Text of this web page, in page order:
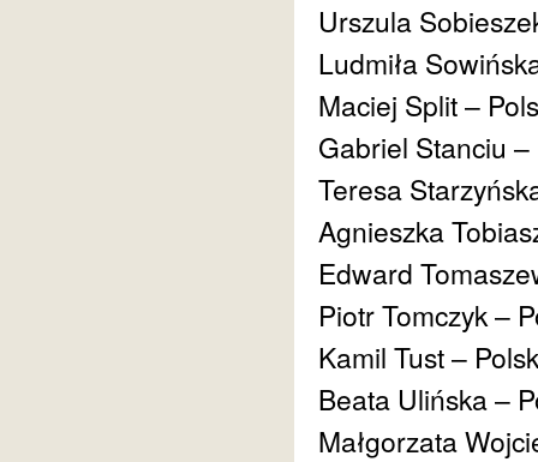
Urszula
Ludmiła
Maciej Split –
Gabriel Stanciu
Teresa
Agnieszka
Edward
Piotr Tomczyk –
Kamil Tust –
Beata Ulińska –
Małgorzata